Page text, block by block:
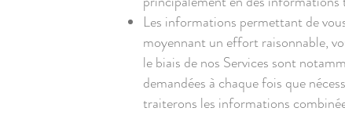
Les informations permettant de
moyennant un effort raisonnable,
le biais de nos Services sont
demandées à chaque fois que
traiterons les informations